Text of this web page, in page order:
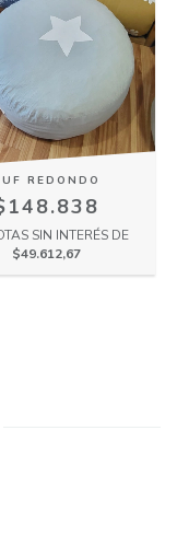
REDONDO
SIN INTERÉS DE
$49.612,67